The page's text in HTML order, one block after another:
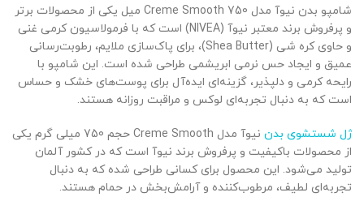
شامپو بدن نیوآ مدل Creme Smooth 750 میل یکی از محصولات برتر
و پرفروش برند معتبر نیوآ (NIVEA) است که با فرمولاسیون کرمی غنی
و حاوی کره شی (Shea Butter)، برای پاک‌سازی ملایم، رطوبت‌رسانی
عمیق و ایجاد حس نرمی ابریشمی طراحی شده است. این شامپو با
رایحه کرمی و دلپذیر، گزینه‌ای ایده‌آل برای پوست‌های خشک و حساس
است که به دنبال تجربه‌ای لوکس و مراقبت روزانه هستند.
ژل شستشوی بدن
نیوآ مدل Creme Smooth حجم 750 میلی گرم یکی
از محصولات باکیفیت و پرفروش برند نیوآ است که در کشور آلمان
تولید می‌شود. این محصول برای کسانی طراحی شده که به دنبال
تجربه‌ای لطیف، مرطوب‌کننده و آرامش‌بخش در حمام هستند.